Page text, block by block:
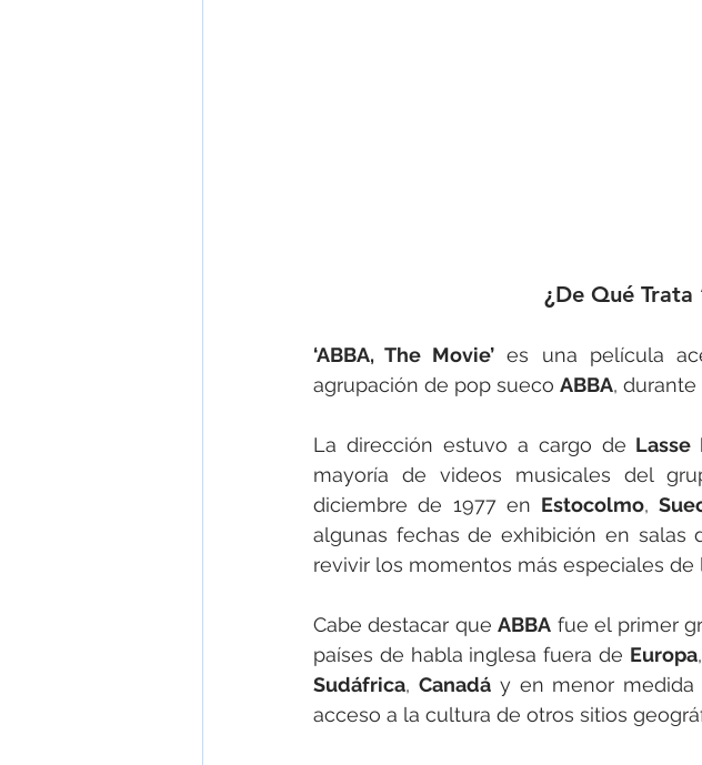
¿De Qué Trata
‘ABBA, The Movie’ es una película
agrupación de pop sueco ABBA, durante
La dirección estuvo a cargo de Lasse
mayoría de videos musicales del
diciembre de 1977 en Estocolmo,
algunas fechas de exhibición en salas
revivir los momentos más especiales
Cabe destacar que ABBA fue el primer
países de habla inglesa fuera de Europa
Sudáfrica, Canadá y en menor medida
acceso a la cultura de otros sitios